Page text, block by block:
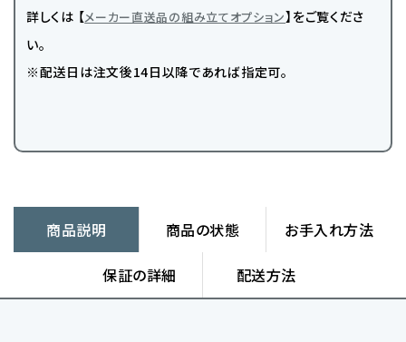
詳しくは 【メーカー直送品の組み立てオプション】をご覧くださ
い。
※配送日は注文後14日以降であれば指定可。
商品説明 商品の状態 お手入れ方法
保証の詳細 配送方法